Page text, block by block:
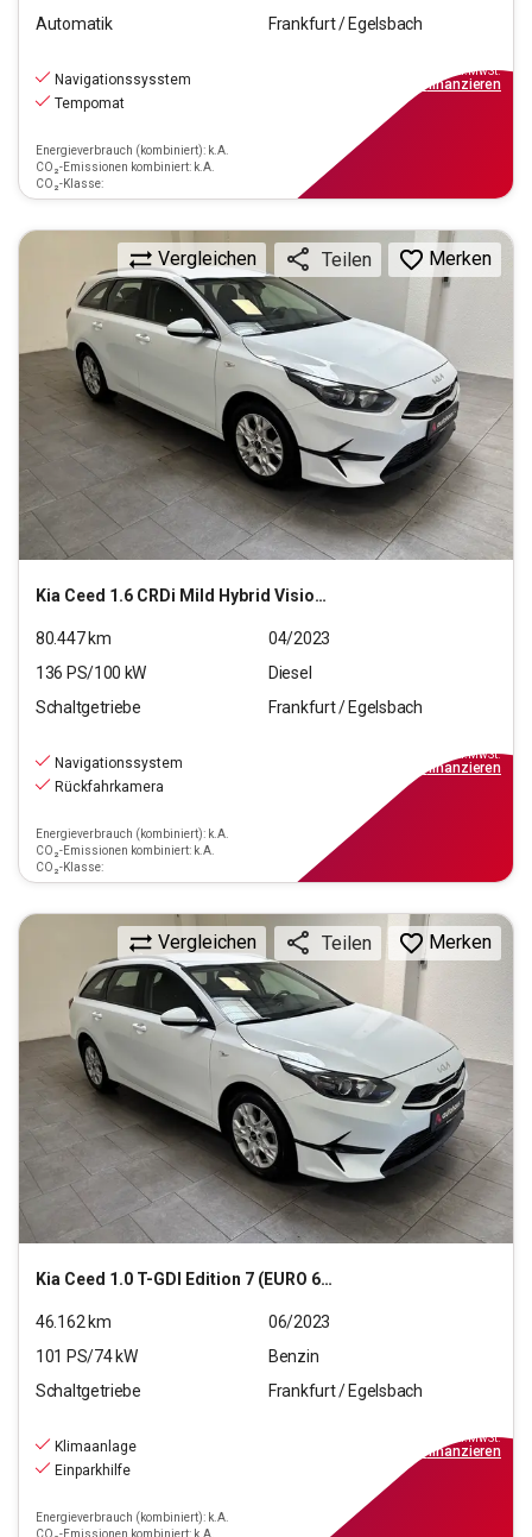
Automatik
Frankfurt / Egelsbach
Navigationssysstem
Tempomat
Energieverbrauch (kombiniert): k.A.
CO₂-Emissionen kombiniert: k.A.
CO₂-Klasse:
inkl.MwSt.
finanzieren
Kia Ceed 1.6 CRDi Mild Hybrid Vision (EURO 6d)
Vergleichen Teilen Merken
80.447km
04/2023
136 PS/100 kW
Diesel
Schaltgetriebe
Frankfurt / Egelsbach
Navigationssystem
Rückfahrkamera
Energieverbrauch (kombiniert): k.A.
CO₂-Emissionen kombiniert: k.A.
CO₂-Klasse:
inkl.MwSt.
finanzieren
Kia Ceed 1.0 T-GDI Edition 7 (EURO 6d)
Vergleichen Teilen Merken
46.162km
06/2023
101 PS/74kW
Benzin
Schaltgetriebe
Frankfurt / Egelsbach
Klimaanlage
Einparkhilfe
Energieverbrauch (kombiniert): k.A.
CO₂-Emissionen kombiniert: k.A.
inkl.MwSt.
finanzieren